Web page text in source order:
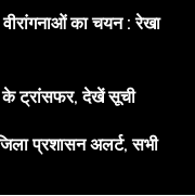
का चयन : रेखा
ट्रांसफर, देखें सूची
प्रशासन अलर्ट, सभी